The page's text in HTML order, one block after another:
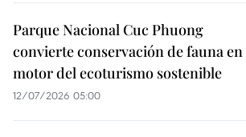
Parque Nacional Cuc Phuong
convierte conservación de fauna en
motor del ecoturismo sostenible
12/07/2026 05:00